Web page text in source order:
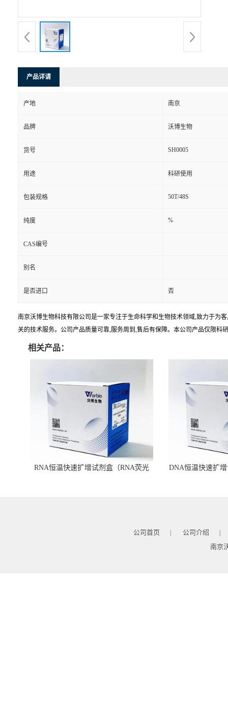
产品详请
产地 南京
品牌 沃博生物
货号 SH0005
用途 科研使用
包装规格 50T/48S
纯度 %
CAS编号
别名
是否进口 否
南京沃博生物科技有限公司是一家专注于生命科学和生物技术领域,致力于为
关的技术服务。公司产品质量可靠,服务周到,售后有保障。本公司产品仅限科
相关产品：
RNA恒温快速扩增试剂盒（RNA荧光
DNA恒温快速扩
公司首页 | 公司介绍 |
南京